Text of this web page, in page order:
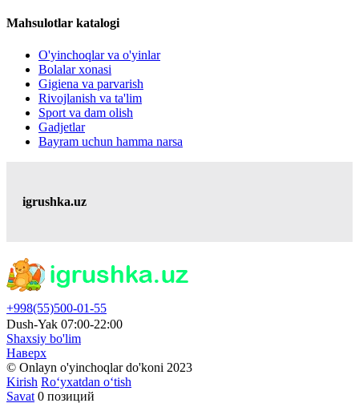
Mahsulotlar katalogi
O'yinchoqlar va o'yinlar
Bolalar xonasi
Gigiena va parvarish
Rivojlanish va ta'lim
Sport va dam olish
Gadjetlar
Bayram uchun hamma narsa
igrushka.uz
+998(55)500-01-55
Dush-Yak 07:00-22:00
Shaxsiy bo'lim
Наверх
© Onlayn o'yinchoqlar do'koni 2023
Kirish Ro‘yxatdan o‘tish
Savat 0 позиций